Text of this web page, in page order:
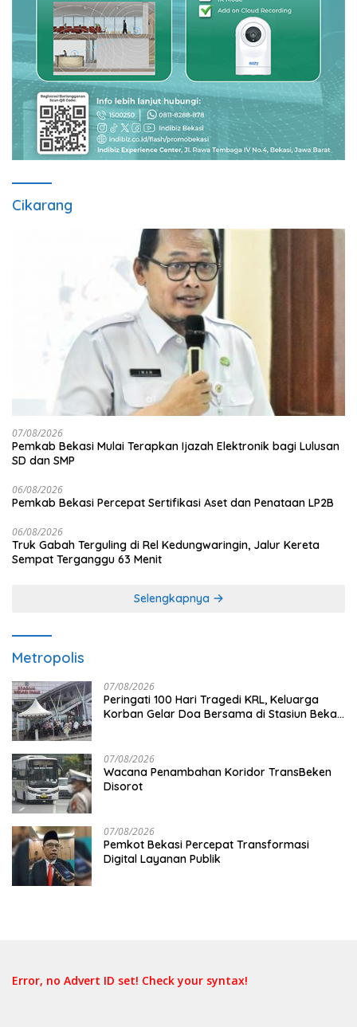
Cikarang
07/08/2026
Pemkab Bekasi Mulai Terapkan Ijazah Elektronik bagi Lulusan
SD dan SMP
06/08/2026
Pemkab Bekasi Percepat Sertifikasi Aset dan Penataan LP2B
06/08/2026
Truk Gabah Terguling di Rel Kedungwaringin, Jalur Kereta
Sempat Terganggu 63 Menit
Selengkapnya
Metropolis
07/08/2026
Peringati 100 Hari Tragedi KRL, Keluarga
Korban Gelar Doa Bersama di Stasiun Bekasi
07/08/2026
Wacana Penambahan Koridor TransBeken
Disorot
07/08/2026
Pemkot Bekasi Percepat Transformasi
Digital Layanan Publik
Error, no Advert ID set! Check your syntax!